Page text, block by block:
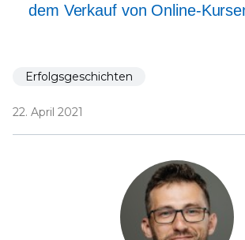
dem Verkauf von Online-
Erfolgsgeschichten
22. April 2021